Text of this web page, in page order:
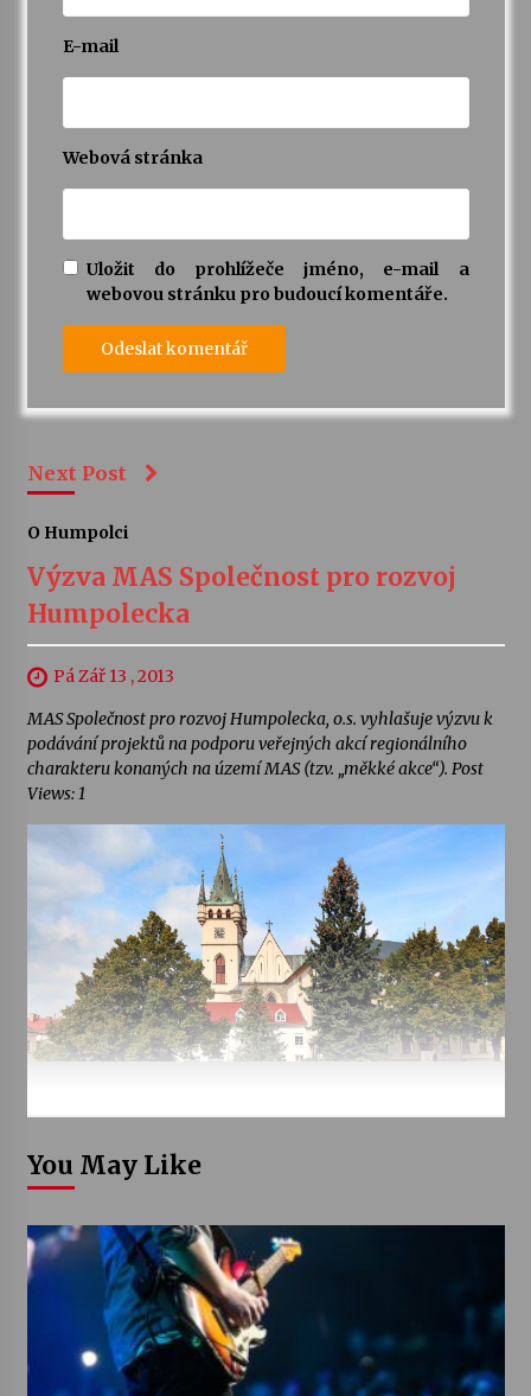
E-mail
Webová stránka
Uložit do prohlížeče jméno, e-mail a
webovou stránku pro budoucí komentáře.
Next Post
O Humpolci
Výzva MAS Společnost pro rozvoj
Humpolecka
Pá Zář 13 , 2013
MAS Společnost pro rozvoj Humpolecka, o.s. vyhlašuje výzvu k
podávání projektů na podporu veřejných akcí regionálního
charakteru konaných na území MAS (tzv. „měkké akce“). Post
Views: 1
You May Like